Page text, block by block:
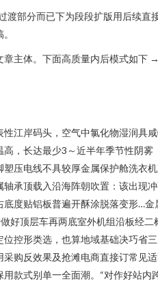
渡部分而已下为段段扩版用后续直
章主体。下面高质量内后模式如下
江岸码头，空气中氯化物湿润具
，长达最少3～近半年季节性阴雾
压电线不具较厚金属保护舱洗衣
承顶载入沿海阵朝吹置：该出现
度贴铝板普遍开酥涂脱落变形…金
好顶层车再两底室外机组沿板经二
控形类选，也算地域基础决巧省
购反效果及抢滩电商直接订常见
款式别单一全面潮。“对作好站内